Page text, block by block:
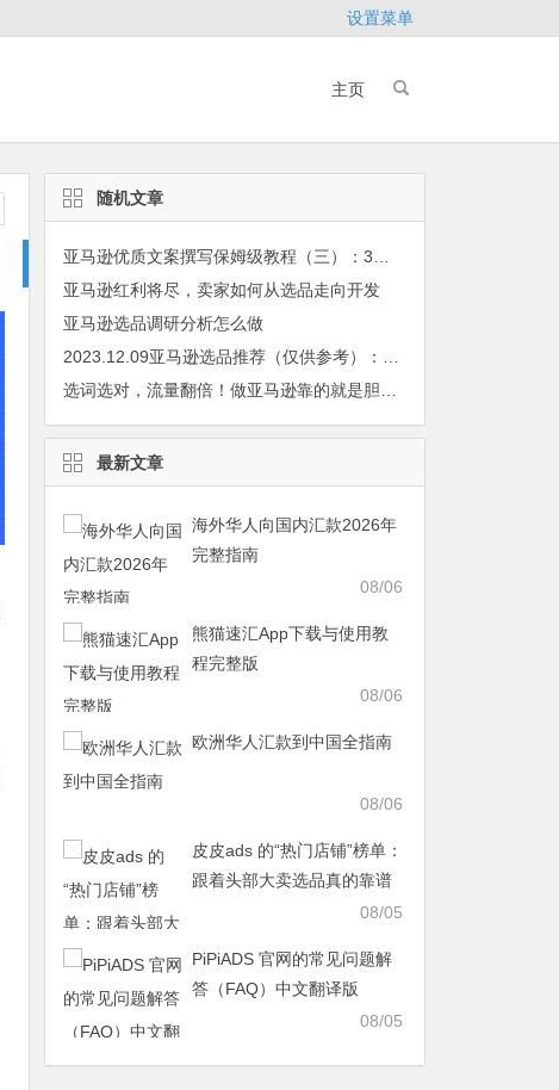
设置菜单
主页
随机文章
亚马逊红利将尽，卖家如何从选品走向开发
亚马逊选品调研分析怎么做
最新文章
海外华人向国内汇款2026年
完整指南
08/06
熊猫速汇App下载与使用教
程完整版
08/06
欧洲华人汇款到中国全指南
08/06
皮皮ads 的“热门店铺”榜单：
跟着头部大卖选品真的靠谱
08/05
PiPiADS 官网的常见问题解
答（FAQ）中文翻译版
08/05